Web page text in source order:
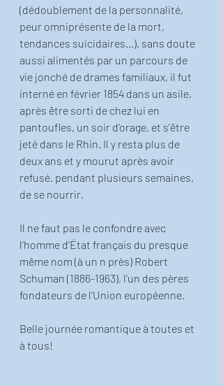
(dédoublement de la personnalité,
peur omniprésente de la mort,
tendances suicidaires…), sans doute
aussi alimentés par un parcours de
vie jonché de drames familiaux, il fut
interné en février 1854 dans un asile,
après être sorti de chez lui en
pantoufles, un soir d’orage, et s’être
jeté dans le Rhin. Il y resta plus de
deux ans et y mourut après avoir
refusé, pendant plusieurs semaines,
de se nourrir.
Il ne faut pas le confondre avec
l’homme d’État français du presque
même nom (à un n près) Robert
Schuman (1886-1963), l’un des pères
fondateurs de l’Union européenne.
Belle journée romantique à toutes et
à tous!